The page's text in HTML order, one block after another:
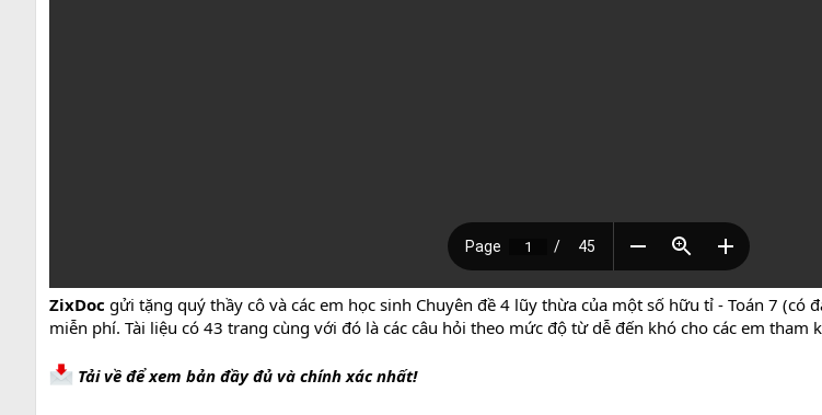
ZixDoc gửi tặng quý thầy cô và các em học sinh Chuyên đề 4 lũy thừa của một số hữu tỉ - Toán 7 (có
miễn phí. Tài liệu có 43 trang cùng với đó là các câu hỏi theo mức độ từ dễ đến khó cho các em tham
Tải về để xem bản đầy đủ và chính xác nhất!